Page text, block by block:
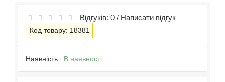
Відгуків: 0 / Написати відгук
Код товару: 18381
Наявність: В наявності